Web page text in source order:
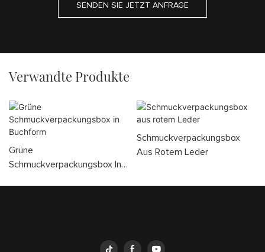
SENDEN SIE JETZT ANFRAGE
Verwandte Produkte
Grüne
Schmuckverpackungsbox In
Schmuckverpackungsbox
Aus Rotem Leder